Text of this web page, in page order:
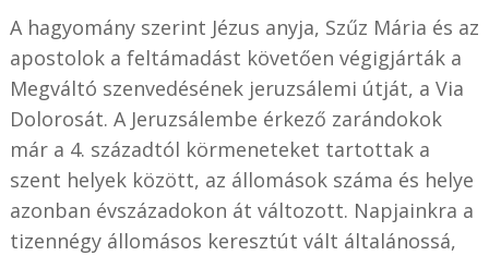
A hagyomány szerint Jézus anyja, Szűz Mária és az
apostolok a feltámadást követően végigjárták a
Megváltó szenvedésének jeruzsálemi útját, a Via
Dolorosát. A Jeruzsálembe érkező zarándokok
már a 4. századtól körmeneteket tartottak a
szent helyek között, az állomások száma és helye
azonban évszázadokon át változott. Napjainkra a
tizennégy állomásos keresztút vált általánossá,